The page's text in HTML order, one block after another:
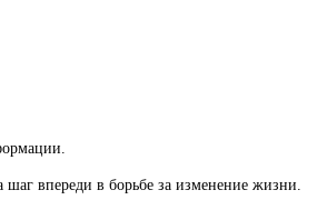
шаг впереди в борьбе за изменение жизни.